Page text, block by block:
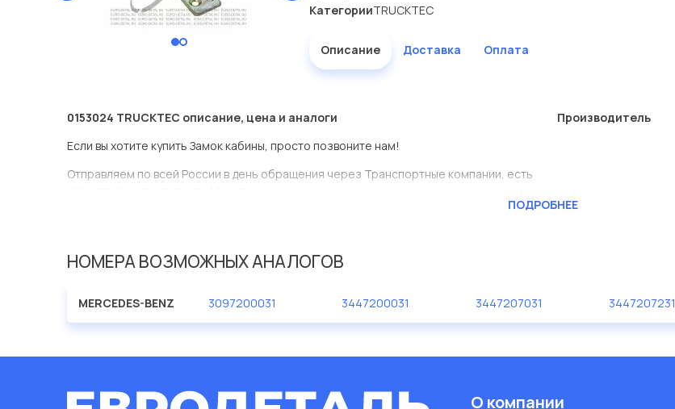
КатегорииTRUCKTEC
Описание Доставка Оплата
0153024 TRUCKTEC описание, цена и аналоги
Если вы хотите купить Замок кабины, просто позвоните нам!
Отправляем по всей России в день обращения через Транспортные компании, есть
Мы продаем сертифицированные колодки тормозные дисковые с гарантией от
Производитель
ПОДРОБНЕЕ
НОМЕРА ВОЗМОЖНЫХ АНАЛОГОВ
MERCEDES-BENZ 3097200031 3447200031 3447207031 3447207231
О компании